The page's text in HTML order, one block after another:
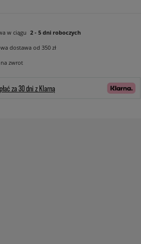
w ciągu 2 - 5 dni roboczych
dostawa od 350 zł
zwrot
za 30 dni z Klarną